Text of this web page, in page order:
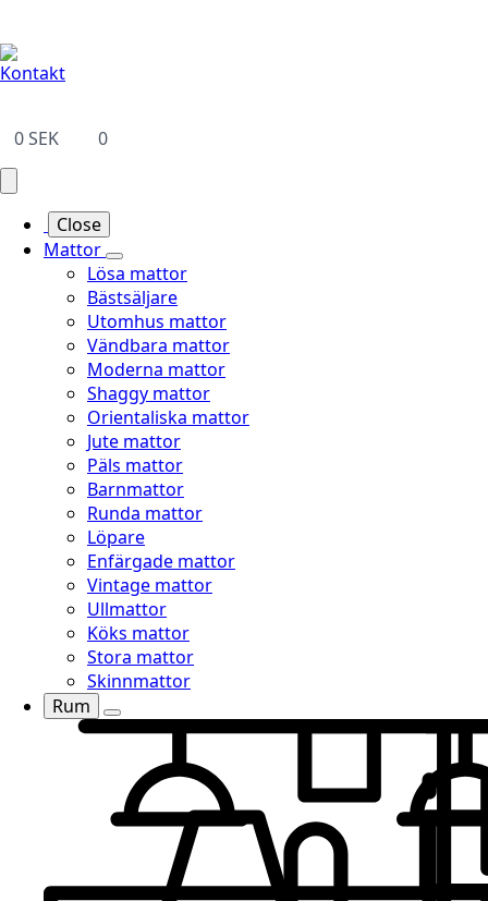
Kontakt
0SEK 0
Close
Mattor
Lösa mattor
Bästsäljare
Utomhus mattor
Vändbara mattor
Moderna mattor
Shaggy mattor
Orientaliska mattor
Jute mattor
Päls mattor
Barnmattor
Runda mattor
Löpare
Enfärgade mattor
Vintage mattor
Ullmattor
Köks mattor
Stora mattor
Skinnmattor
Rum